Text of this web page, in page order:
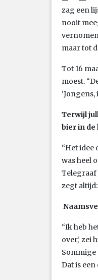
zag een
nooit
maar tot
Tot 16
moest.
Terwijl
bier in de
“Het idee
was heel
Telegraaf
zegt
“Ik heb
over,’ zei
Sommige
Dat is